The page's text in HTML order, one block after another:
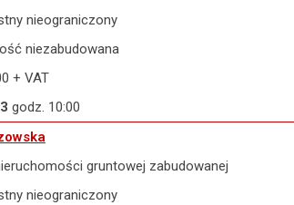
nieograniczony
niezabudowana
+ VAT
godz. 10:00
gruntowej zabudowanej
nieograniczony